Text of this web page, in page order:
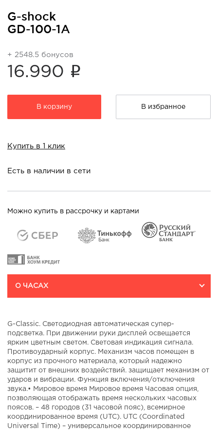
G-shock
GD-100-1A
+ 2548.5 бонусов
16.990 i
В корзину В избранное
Купить в 1 клик
Есть в наличии в сети
Можно купить в рассрочку и картами
О ЧАСАХ
G-Classic. Светодиодная автоматическая супер-
подсветка. При движении руки дисплей освещается
ярким цветным светом. Световая индикация сигнала.
Противоударный корпус. Механизм часов помещен в
корпус из прочного материала, который надежно
защитит от внешних воздействий. защищает механизм от
ударов и вибрации. Функция включения/отключения
звука.• Мировое время Мировое время Часовая опция,
позволяющая отображать время нескольких часовых
поясов. – 48 городов (31 часовой пояс), всемирное
координированное время (UTC). UTC (Coordinated
Universal Time) – универсальное координированное